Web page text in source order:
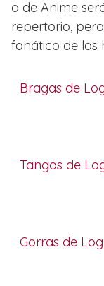
o de Anime
repertorio,
fanático de las
Bragas de
Tangas de
Gorras de